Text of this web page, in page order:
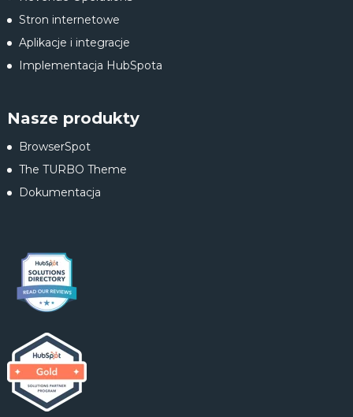
Stron internetowe
Aplikacje i integracje
Implementacja HubSpota
Nasze produkty
BrowserSpot
The TURBO Theme
Dokumentacja